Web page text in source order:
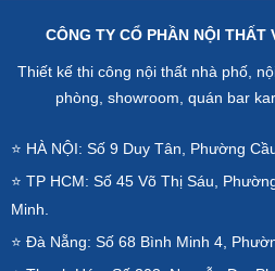
CÔNG TY CỔ PHẦN NỘI THẤT
Thiết kế thi công nội thất nhà phố,
phòng, showroom, quán bar
⭐ HÀ NỘI: Số 9 Duy Tân, Phường
⭐ TP HCM: Số 45 Võ Thị Sáu,
Minh.
⭐ Đà Nẵng: Số 68 Bình Minh 4,